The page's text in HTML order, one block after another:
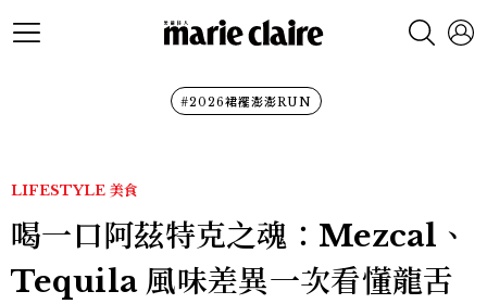
#2026裙襬澎澎RUN
LIFESTYLE 美食
喝一口阿茲特克之魂：Mezcal、
Tequila 風味差異一次看懂龍舌